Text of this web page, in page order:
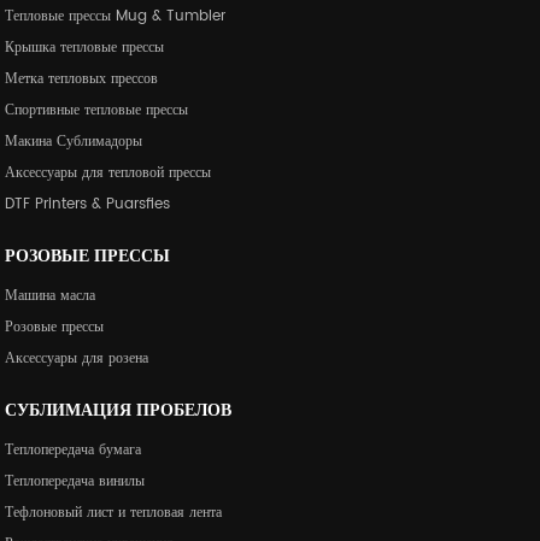
Тепловые прессы Mug & Tumbler
Крышка тепловые прессы
Метка тепловых прессов
Спортивные тепловые прессы
Макина Сублимадоры
Аксессуары для тепловой прессы
DTF Printers & Puarsfies
РОЗОВЫЕ ПРЕССЫ
Машина масла
Розовые прессы
Аксессуары для розена
СУБЛИМАЦИЯ ПРОБЕЛОВ
Теплопередача бумага
Теплопередача винилы
Тефлоновый лист и тепловая лента